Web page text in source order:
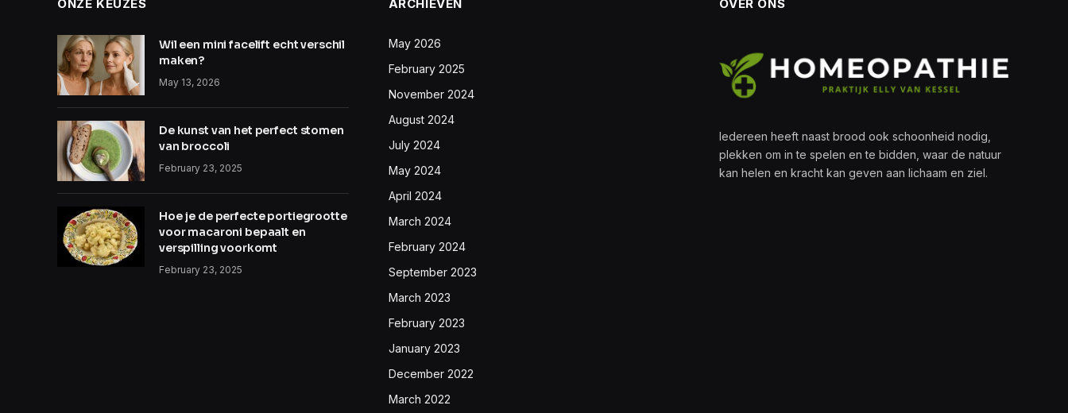
ONZE KEUZES
Wil een mini facelift echt verschil
maken?
May 13, 2026
De kunst van het perfect stomen
van broccoli
February 23, 2025
Hoe je de perfecte portiegrootte
voor macaroni bepaalt en
verspilling voorkomt
February 23, 2025
ARCHIEVEN
May 2026
February 2025
November 2024
August 2024
July 2024
May 2024
April 2024
March 2024
February 2024
September 2023
March 2023
February 2023
January 2023
December 2022
March 2022
OVER ONS
Iedereen heeft naast brood ook schoonheid nodig,
plekken om in te spelen en te bidden, waar de natuur
kan helen en kracht kan geven aan lichaam en ziel.